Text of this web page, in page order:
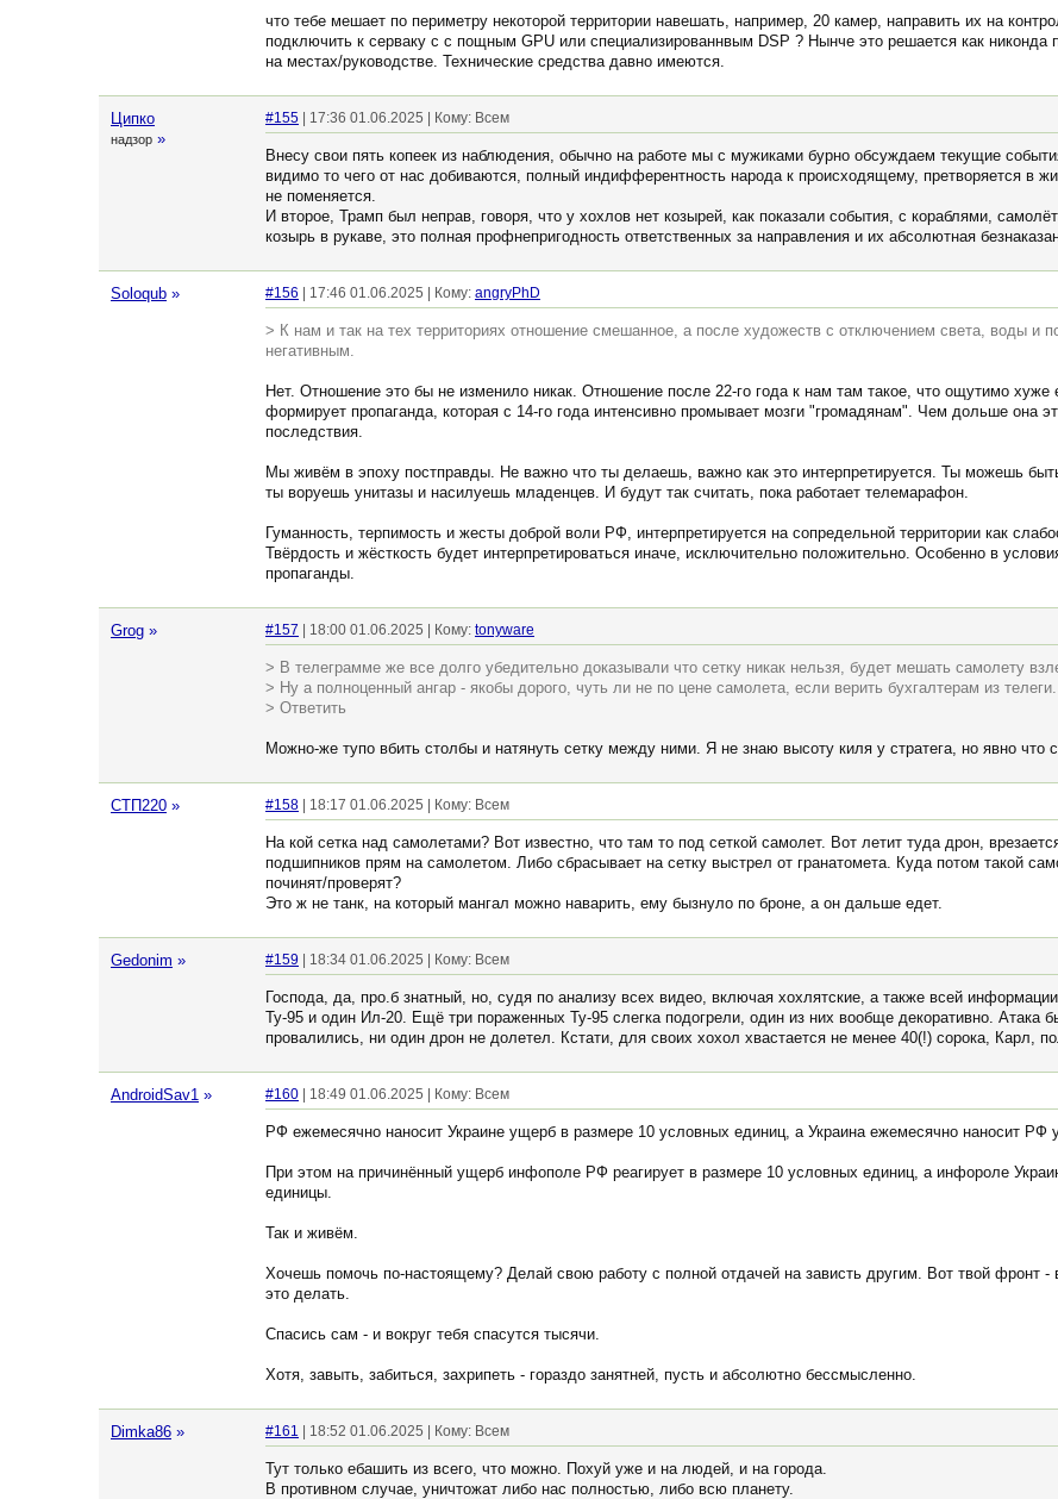
что тебе мешает по периметру некоторой территории навешать, например, 20 камер, направить их на
подключить к серваку с с пощным GPU или специализированнвым DSP ? Нынче это решается как
на местах/руководстве. Технические средства давно имеются.
Ципко
надзор »
#155 | 17:36 01.06.2025 | Кому: Всем
Внесу свои пять копеек из наблюдения, обычно на работе мы с мужиками бурно обсуждаем текущие
видимо то чего от нас добиваются, полный индифферентность народа к происходящему, претворяется в
не поменяется.
И второе, Трамп был неправ, говоря, что у хохлов нет козырей, как показали события, с кораблями,
козырь в рукаве, это полная профнепригодность ответственных за направления и их абсолютная
Soloqub » #156 | 17:46 01.06.2025 | Кому: angryPhD
> К нам и так на тех территориях отношение смешанное, а после художеств с отключением света, воды и
негативным.
Нет. Отношение это бы не изменило никак. Отношение после 22-го года к нам там такое, что ощутимо хуже
формирует пропаганда, которая с 14-го года интенсивно промывает мозги "громадянам". Чем дольше она
последствия.
Мы живём в эпоху постправды. Не важно что ты делаешь, важно как это интерпретируется. Ты можешь
ты воруешь унитазы и насилуешь младенцев. И будут так считать, пока работает телемарафон.
Гуманность, терпимость и жесты доброй воли РФ, интерпретируется на сопредельной территории как
Твёрдость и жёсткость будет интерпретироваться иначе, исключительно положительно. Особенно в
пропаганды.
Grog » #157 | 18:00 01.06.2025 | Кому: tonyware
> В телеграмме же все долго убедительно доказывали что сетку никак нельзя, будет мешать самолету
> Ну а полноценный ангар - якобы дорого, чуть ли не по цене самолета, если верить бухгалтерам из телеги.
> Ответить
Можно-же тупо вбить столбы и натянуть сетку между ними. Я не знаю высоту киля у стратега, но явно что
СТП220 » #158 | 18:17 01.06.2025 | Кому: Всем
На кой сетка над самолетами? Вот известно, что там то под сеткой самолет. Вот летит туда дрон,
подшипников прям на самолетом. Либо сбрасывает на сетку выстрел от гранатомета. Куда потом такой
починят/проверят?
Это ж не танк, на который мангал можно наварить, ему бызнуло по броне, а он дальше едет.
Gedonim » #159 | 18:34 01.06.2025 | Кому: Всем
Господа, да, про.б знатный, но, судя по анализу всех видео, включая хохлятские, а также всей
Ту-95 и один Ил-20. Ещё три пораженных Ту-95 слегка подогрели, один из них вообще декоративно. Атака
провалились, ни один дрон не долетел. Кстати, для своих хохол хвастается не менее 40(!) сорока, Карл,
AndroidSav1 » #160 | 18:49 01.06.2025 | Кому: Всем
РФ ежемесячно наносит Украине ущерб в размере 10 условных единиц, а Украина ежемесячно наносит РФ
При этом на причинённый ущерб инфополе РФ реагирует в размере 10 условных единиц, а инфороле
единицы.
Так и живём.
Хочешь помочь по-настоящему? Делай свою работу с полной отдачей на зависть другим. Вот твой фронт
это делать.
Спасись сам - и вокруг тебя спасутся тысячи.
Хотя, завыть, забиться, захрипеть - гораздо занятней, пусть и абсолютно бессмысленно.
Dimka86 » #161 | 18:52 01.06.2025 | Кому: Всем
Тут только ебашить из всего, что можно. Похуй уже и на людей, и на города.
В противном случае, уничтожат либо нас полностью, либо всю планету.